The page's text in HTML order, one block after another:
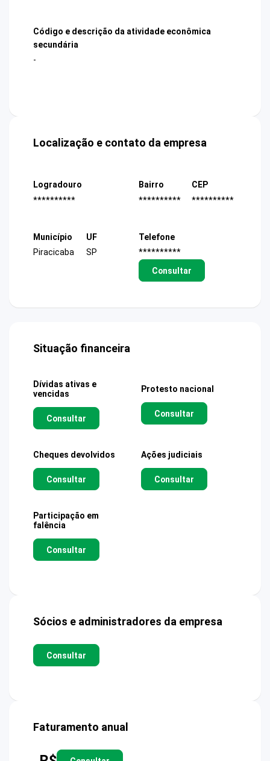
Código e descrição da atividade econômica
secundária
-
Localização e contato da empresa
Logradouro
**********
Bairro
**********
CEP
**********
Município
Piracicaba
UF
SP
Telefone
**********
Consultar
Situação financeira
Dívidas ativas e
vencidas
Consultar
Protesto nacional
Consultar
Cheques devolvidos
Consultar
Ações judiciais
Consultar
Participação em
falência
Consultar
Sócios e administradores da empresa
Consultar
Faturamento anual